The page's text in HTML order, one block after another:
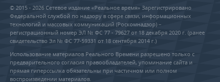
© 2015 - 2026 Сетевое издание «Реальное время» Зарегистрировано
Федеральной службой по надзору в сфере связи, информационных
технологий и массовых коммуникаций (Роскомнадзор) –
регистрационный номер ЭЛ № ФС 77 - 79627 от 18 декабря 2020 г. (ранее
свидетельство Эл № ФС 77-59331 от 18 сентября 2014 г.)
Использование материалов Реального Времени разрешено только с
предварительного согласия правообладателей, упоминание сайта и
прямая гиперссылка обязательны при частичном или полном
воспроизведении материалов.